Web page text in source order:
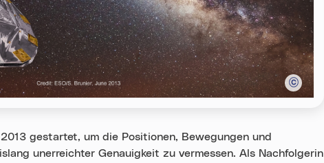
gestartet, um die Positionen, Bewegungen und
unerreichter Genauigkeit zu vermessen. Als Nachfolgerin